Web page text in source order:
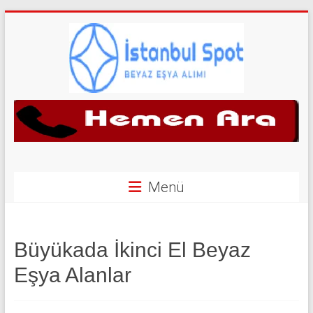
İkinci
El
Yerler
|
Menü
Büyükada İkinci El Beyaz
Eşya Alanlar